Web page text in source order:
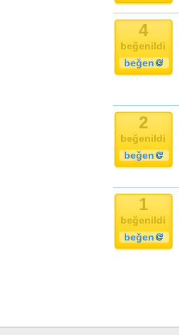
4
beğenildi
beğen
2
beğenildi
beğen
1
beğenildi
beğen